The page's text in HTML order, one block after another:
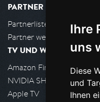
Ihre
uns
Diese
und
Ihnen
PARTNER
Partnerliste
Partner werden
TV UND WOHNZIMMER
Amazon FireTV
NVIDIA SHIELD, Google
Apple TV